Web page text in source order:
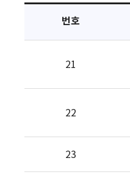
번호
21
22
23